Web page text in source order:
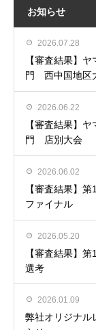
お知らせ
2026.07.28
【審査結果】
門 西中国地区
2026.06.22
【審査結果】
門 店別大会
2026.06.02
【審査結果】
ファイナル
2026.05.20
【審査結果】
選考
2026.01.09
弊社オリジナル